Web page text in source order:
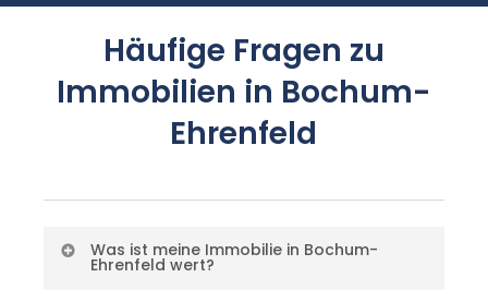
Häufige Fragen zu
Immobilien in Bochum-
Ehrenfeld
Was ist meine Immobilie in Bochum-
Ehrenfeld wert?